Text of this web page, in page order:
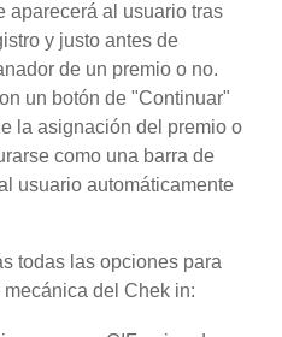
aparecerá al usuario tras
y justo antes de
de un premio o no.
un botón de "Continuar"
la asignación del premio o
como una barra de
usuario automáticamente
todas las opciones para
del Chek in: